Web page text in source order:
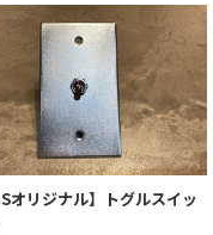
オリジナル】トグルスイッ